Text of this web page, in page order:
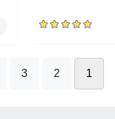
1
2
3